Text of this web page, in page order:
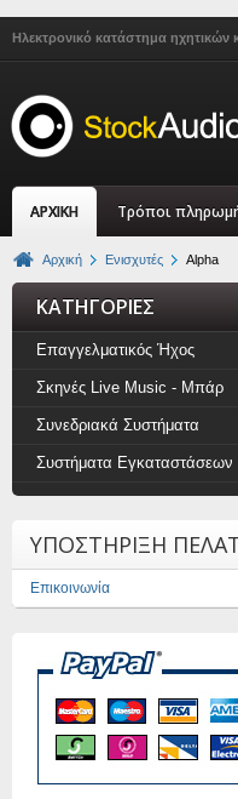
Ηλεκτρονικό κατάστημα
ΑΡΧΙΚΗ Τρόποι
Αρχική Ενισχυτές Alpha
ΚΑΤΗΓΟΡΙΕΣ
Επαγγελματικός Ήχος
Σκηνές Live Music - Μπάρ
Συνεδριακά Συστήματα
Συστήματα Εγκαταστάσεων
ΥΠΟΣΤΗΡΙΞΗ
Επικοινωνία